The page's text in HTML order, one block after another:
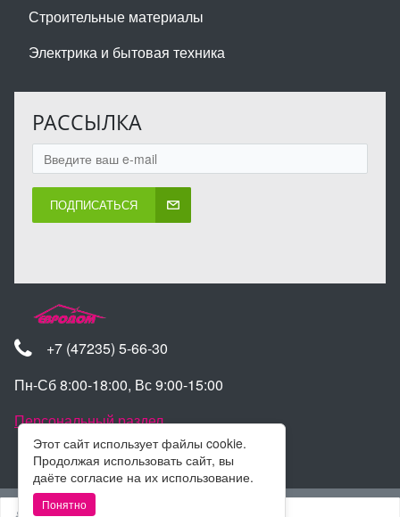
Этот сайт использует файлы cookie.
Продолжая использовать сайт, вы
даёте согласие на их использование.
Понятно
Строительные материалы
Электрика и бытовая техника
РАССЫЛКА
ПОДПИСАТЬСЯ
+7 (47235) 5-66-30
Пн-Сб 8:00-18:00, Вс 9:00-15:00
Персональный раздел
Наверх